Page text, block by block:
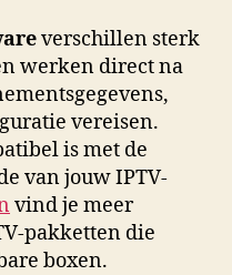
verschillen sterk
werken direct na
vereisen.
is met de
van jouw IPTV-
vind je meer
pakketten die
boxen.